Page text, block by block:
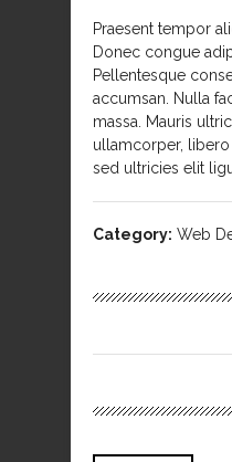
Praesent tempor
Donec congue
Pellentesque
accumsan. Nulla
massa. Mauris
ullamcorper, libero
sed ultricies elit
Category: Web